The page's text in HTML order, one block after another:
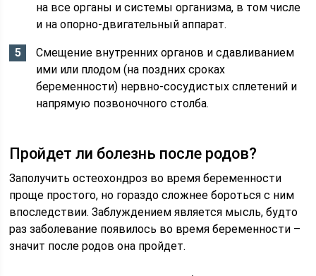
на все органы и системы организма, в том числе
и на опорно-двигательный аппарат.
Смещение внутренних органов и сдавливанием
ими или плодом (на поздних сроках
беременности) нервно-сосудистых сплетений и
напрямую позвоночного столба.
Пройдет ли болезнь после родов?
Заполучить остеохондроз во время беременности
проще простого, но гораздо сложнее бороться с ним
впоследствии. Заблуждением является мысль, будто
раз заболевание появилось во время беременности –
значит после родов она пройдет.